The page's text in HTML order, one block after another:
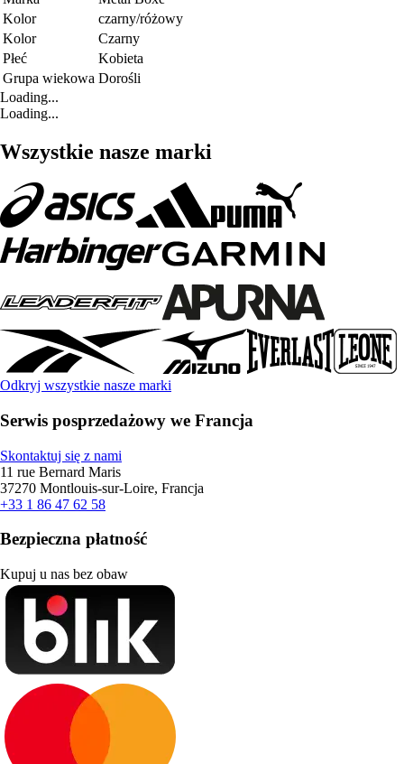
Kolor
czarny/różowy
Kolor
Czarny
Płeć
Kobieta
Grupa wiekowa Dorośli
Loading...
Loading...
Wszystkie nasze marki
Odkryj wszystkie nasze marki
Serwis posprzedażowy we Francja
Skontaktuj się z nami
11 rue Bernard Maris
37270 Montlouis-sur-Loire, Francja
+33 1 86 47 62 58
Bezpieczna płatność
Kupuj u nas bez obaw